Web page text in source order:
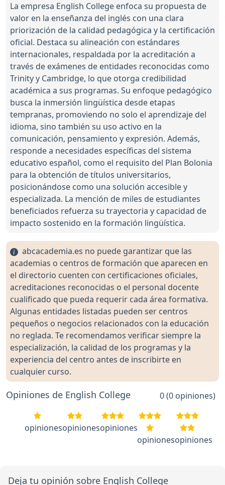
La empresa English College enfoca su propuesta de
valor en la enseñanza del inglés con una clara
priorización de la calidad pedagógica y la certificación
oficial. Destaca su alineación con estándares
internacionales, respaldada por la acreditación a
través de exámenes de entidades reconocidas como
Trinity y Cambridge, lo que otorga credibilidad
académica a sus programas. Su enfoque pedagógico
busca la inmersión lingüística desde etapas
tempranas, promoviendo no solo el aprendizaje del
idioma, sino también su uso activo en la
comunicación, pensamiento y expresión. Además,
responde a necesidades específicas del sistema
educativo español, como el requisito del Plan Bolonia
para la obtención de títulos universitarios,
posicionándose como una solución accesible y
especializada. La mención de miles de estudiantes
beneficiados refuerza su trayectoria y capacidad de
impacto sostenido en la formación lingüística.
abcacademia.es no puede garantizar que las
academias o centros de formación que aparecen en
el directorio cuenten con certificaciones oficiales,
acreditaciones reconocidas o el personal docente
cualificado que pueda requerir cada área formativa.
Algunas entidades listadas pueden ser centros
pequeños o negocios relacionados con la educación
no reglada. Te recomendamos verificar siempre la
especialización, la calidad de los programas y la
experiencia del centro antes de inscribirte en
cualquier curso.
Opiniones de English College 0 (0 opiniones)
opinionesopinionesopiniones
opinionesopiniones
Deja tu opinión sobre English College